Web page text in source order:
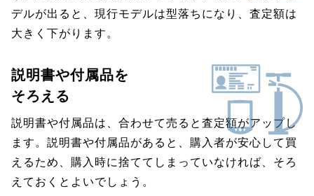
デルが出ると、現行モデルは型落ちになり、査定額は
大きく下がります。
説明書や付属品を
そろえる
説明書や付属品は、合わせて売ると査定額がアップし
ます。説明書や付属品があると、購入者が安心して買
えるため、購入時に捨ててしまっていなければ、そろ
えておくとよいでしょう。